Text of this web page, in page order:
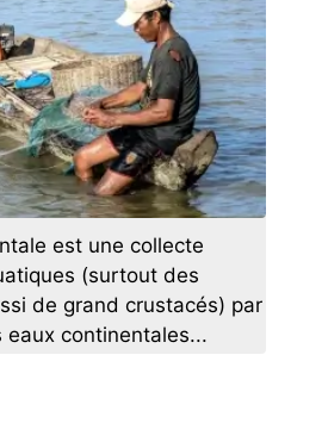
est une collecte
(surtout des
de grand crustacés) par
continentales...